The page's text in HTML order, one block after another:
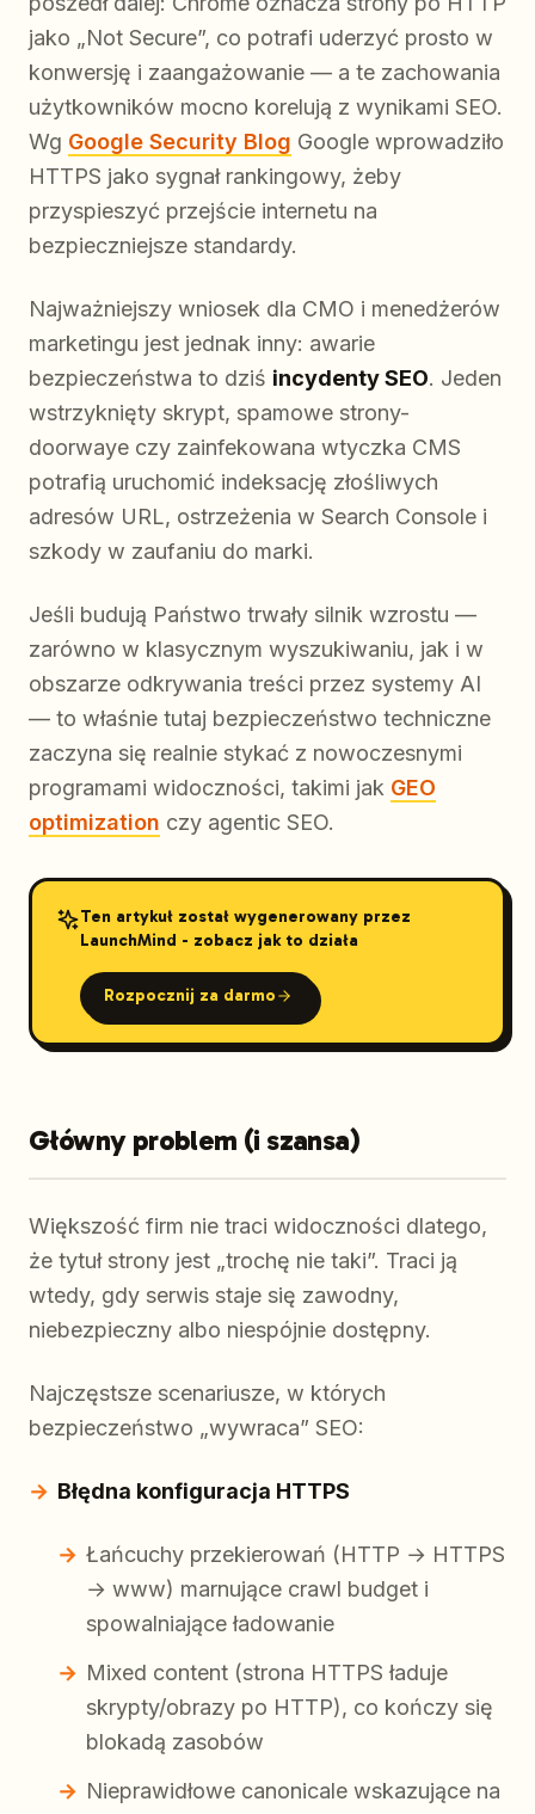
jako „Not Secure”, co potrafi uderzyć prosto w
konwersję i zaangażowanie — a te zachowania
użytkowników mocno korelują z wynikami SEO.
Wg Google Security Blog Google wprowadziło
HTTPS jako sygnał rankingowy, żeby
przyspieszyć przejście internetu na
bezpieczniejsze standardy.
Najważniejszy wniosek dla CMO i menedżerów
marketingu jest jednak inny: awarie
bezpieczeństwa to dziś incydenty SEO. Jeden
wstrzyknięty skrypt, spamowe strony-
doorwaye czy zainfekowana wtyczka CMS
potrafią uruchomić indeksację złośliwych
adresów URL, ostrzeżenia w Search Console i
szkody w zaufaniu do marki.
Jeśli budują Państwo trwały silnik wzrostu —
zarówno w klasycznym wyszukiwaniu, jak i w
obszarze odkrywania treści przez systemy AI
— to właśnie tutaj bezpieczeństwo techniczne
zaczyna się realnie stykać z nowoczesnymi
programami widoczności, takimi jak GEO
optimization czy agentic SEO.
Ten artykuł został wygenerowany przez
LaunchMind - zobacz jak to działa
Rozpocznij za darmo
Główny problem (i szansa)
Większość firm nie traci widoczności dlatego,
że tytuł strony jest „trochę nie taki”. Traci ją
wtedy, gdy serwis staje się zawodny,
niebezpieczny albo niespójnie dostępny.
Najczęstsze scenariusze, w których
bezpieczeństwo „wywraca” SEO:
Błędna konfiguracja HTTPS
Łańcuchy przekierowań (HTTP → HTTPS
→ www) marnujące crawl budget i
spowalniające ładowanie
Mixed content (strona HTTPS ładuje
skrypty/obrazy po HTTP), co kończy się
blokadą zasobów
Nieprawidłowe canonicale wskazujące na